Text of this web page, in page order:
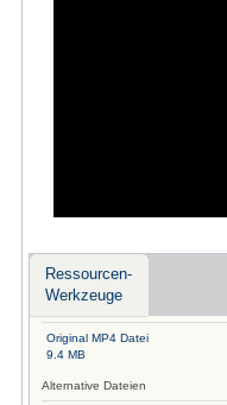
Ressourcen-
Werkzeuge
Original MP4 Datei
9.4 MB
Alternative Dateien